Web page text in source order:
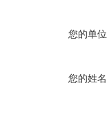
您的单位
您的姓名